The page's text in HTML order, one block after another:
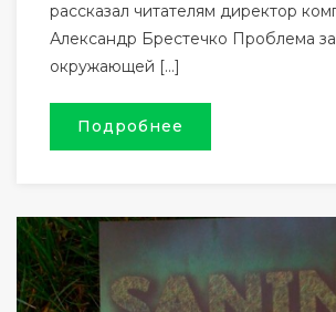
рассказал читателям директор
Александр Брестечко Проблема
окружающей […]
Подробнее